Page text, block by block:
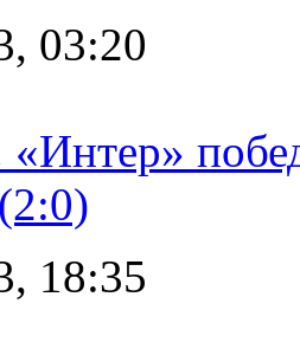
03:20
18:35